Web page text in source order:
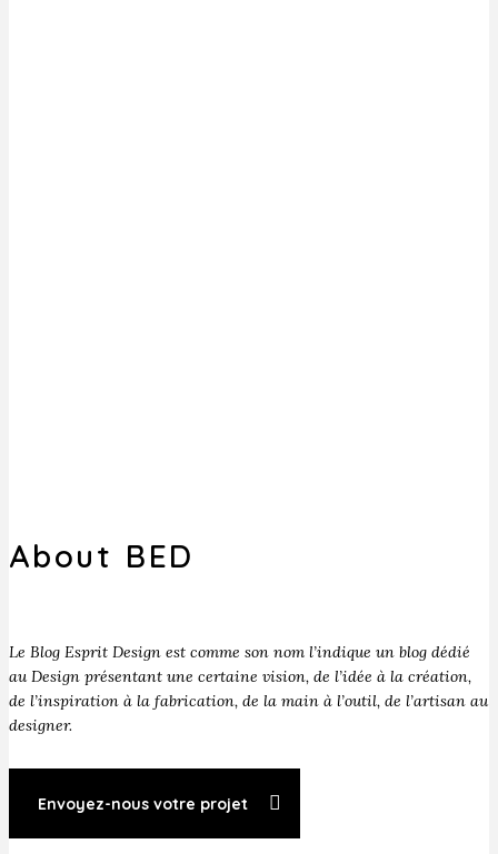
About BED
Le Blog Esprit Design est comme son nom l’indique un blog dédié
au Design présentant une certaine vision, de l’idée à la création,
de l’inspiration à la fabrication, de la main à l’outil, de l’artisan au
designer.
Envoyez-nous votre projet